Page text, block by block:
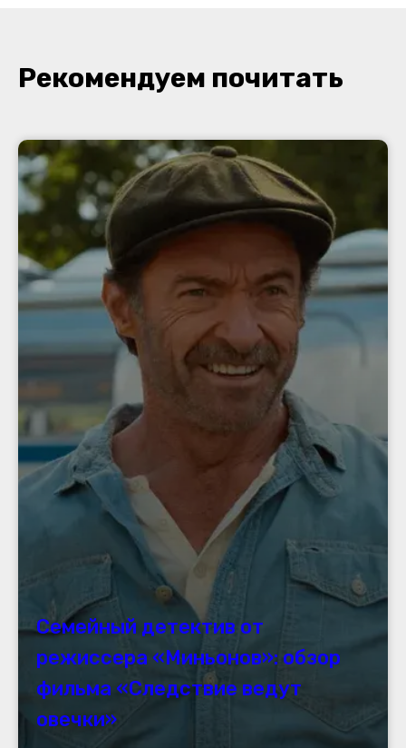
Рекомендуем почитать
Семейный детектив от
режиссера «Миньонов»: обзор
фильма «Следствие ведут
овечки»